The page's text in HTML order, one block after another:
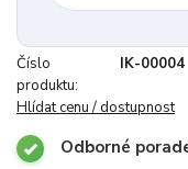
Číslo
produktu:
IK-00004
Hlídat cenu / dostupnost
Odborné